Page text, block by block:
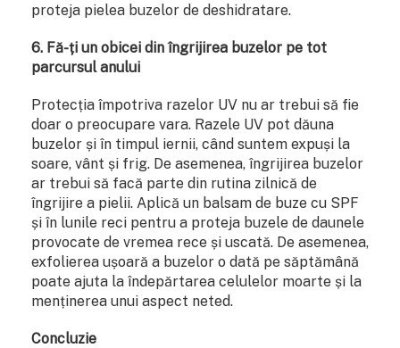
proteja pielea buzelor de deshidratare.
6. Fă-ți un obicei din îngrijirea buzelor pe tot
parcursul anului
Protecția împotriva razelor UV nu ar trebui să fie
doar o preocupare vara. Razele UV pot dăuna
buzelor și în timpul iernii, când suntem expuși la
soare, vânt și frig. De asemenea, îngrijirea buzelor
ar trebui să facă parte din rutina zilnică de
îngrijire a pielii. Aplică un balsam de buze cu SPF
și în lunile reci pentru a proteja buzele de daunele
provocate de vremea rece și uscată. De asemenea,
exfolierea ușoară a buzelor o dată pe săptămână
poate ajuta la îndepărtarea celulelor moarte și la
menținerea unui aspect neted.
Concluzie